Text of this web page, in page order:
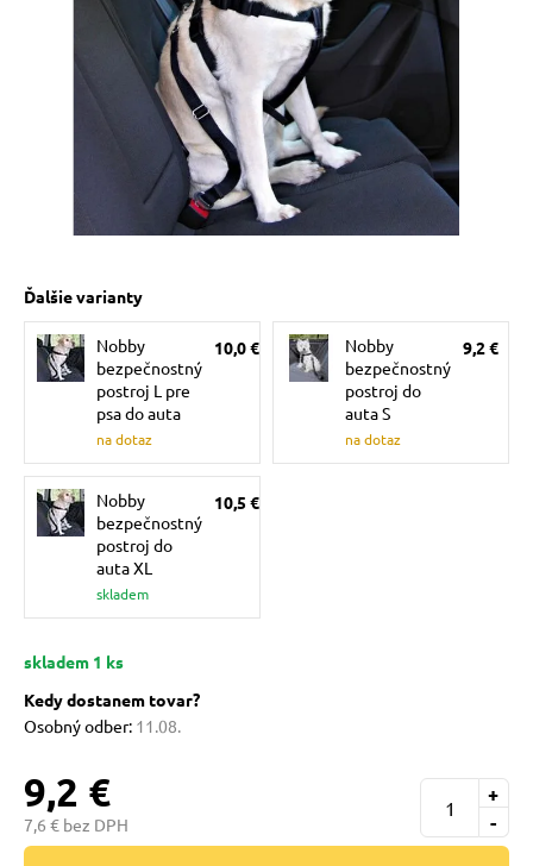
mačky
mačky
mačky
podložky
poukazy
Ďalšie varianty
Nobby
bezpečnostný
postroj L pre
psa do auta
na dotaz
10,0 €
Nobby
bezpečnostný
postroj do
auta S
na dotaz
9,2 €
Nobby
bezpečnostný
postroj do
auta XL
skladem
10,5 €
skladem 1 ks
Kedy dostanem tovar?
Osobný odber: 11.08.
9,2 €
7,6 € bez DPH -
+